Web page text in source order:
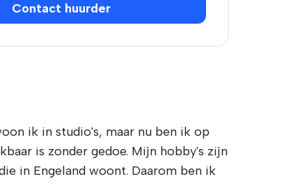
Contact huurder
ik in studio's, maar nu ben ik op
is zonder gedoe. Mijn hobby's zijn
in Engeland woont. Daarom ben ik